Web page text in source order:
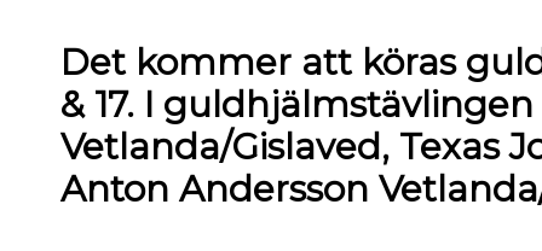
Det kommer att köras
& 17. I
Vetlanda/Gislaved, Texas
Anton Andersson